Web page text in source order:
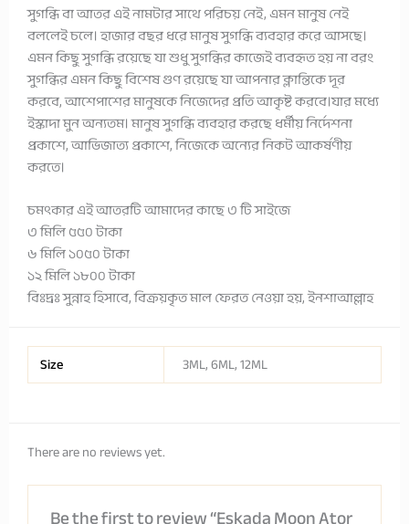
সুগন্ধি বা আতর এই নামটার সাথে পরিচয় নেই, এমন মানুষ নেই
বললেই চলে। হাজার বছর ধরে মানুষ সুগন্ধি ব্যবহার করে আসছে।
এমন কিছু সুগন্ধি রয়েছে যা শুধু সুগন্ধির কাজেই ব্যবহৃত হয় না বরং
সুগন্ধির এমন কিছু বিশেষ গুণ রয়েছে যা আপনার ক্লান্তিকে দূর
করবে, আশেপাশের মানুষকে নিজেদের প্রতি আকৃষ্ট করবে।যার মধ্যে
ইস্কাদা মুন অন্যতম। মানুষ সুগন্ধি ব্যবহার করছে ধর্মীয় নির্দেশনা
প্রকাশে, আভিজাত্য প্রকাশে, নিজেকে অন্যের নিকট আকর্ষণীয়
করতে।
চমৎকার এই আতরটি আমাদের কাছে ৩ টি সাইজে
৩ মিলি ৫৫০ টাকা
৬ মিলি ১০৫০ টাকা
১২ মিলি ১৮০০ টাকা
বিঃদ্রঃ সুন্নাহ হিসাবে, বিক্রয়কৃত মাল ফেরত নেওয়া হয়, ইনশাআল্লাহ
Size 3ML, 6ML, 12ML
There are no reviews yet.